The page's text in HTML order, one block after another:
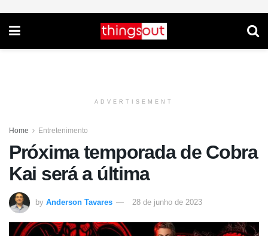
ADVERTISEMENT
Home Entretenimento
Próxima temporada de Cobra
Kai será a última
by Anderson Tavares 28 de junho de 2023